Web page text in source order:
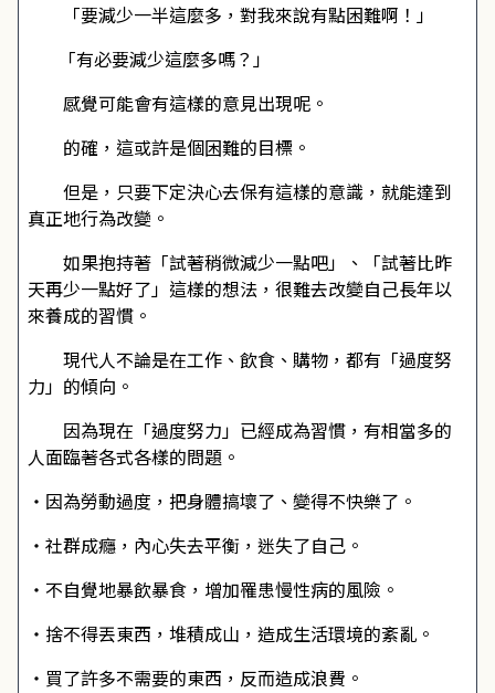
「要減少一半這麼多，對我來說有點困難啊！」
「有必要減少這麼多嗎？」
感覺可能會有這樣的意見出現呢。
的確，這或許是個困難的目標。
但是，只要下定決心去保有這樣的意識，就能達到
真正地行為改變。
如果抱持著「試著稍微減少一點吧」、「試著比昨
天再少一點好了」這樣的想法，很難去改變自己長年以
來養成的習慣。
現代人不論是在工作、飲食、購物，都有「過度努
力」的傾向。
因為現在「過度努力」已經成為習慣，有相當多的
人面臨著各式各樣的問題。
・因為勞動過度，把身體搞壞了、變得不快樂了。
・社群成癮，內心失去平衡，迷失了自己。
・不自覺地暴飲暴食，增加罹患慢性病的風險。
・捨不得丟東西，堆積成山，造成生活環境的紊亂。
・買了許多不需要的東西，反而造成浪費。